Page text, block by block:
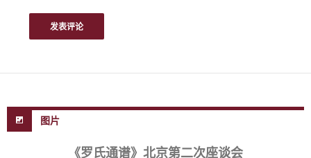
图片
《罗氏通谱》北京第二次座谈会